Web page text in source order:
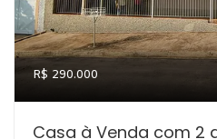
R$ 290.000
Casa à Venda com 2